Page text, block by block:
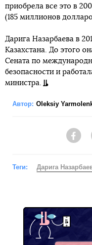
приобрела все это в
(185 миллионов
Дарига Назарбаева в
Казахстана. До этого
Сената по
безопасности и
министра.
Автор: Oleksiy
Теги: Дарига